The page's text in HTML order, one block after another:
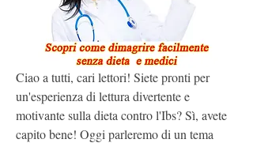
Ciao a tutti, cari lettori! Siete pronti per
un'esperienza di lettura divertente e
motivante sulla dieta contro l'Ibs? Sì, avete
capito bene! Oggi parleremo di un tema